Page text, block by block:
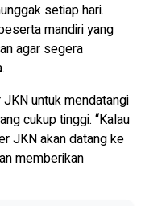
setiap hari.
mandiri yang
agar segera
untuk mendatangi
cukup tinggi. “Kalau
JKN akan datang ke
memberikan